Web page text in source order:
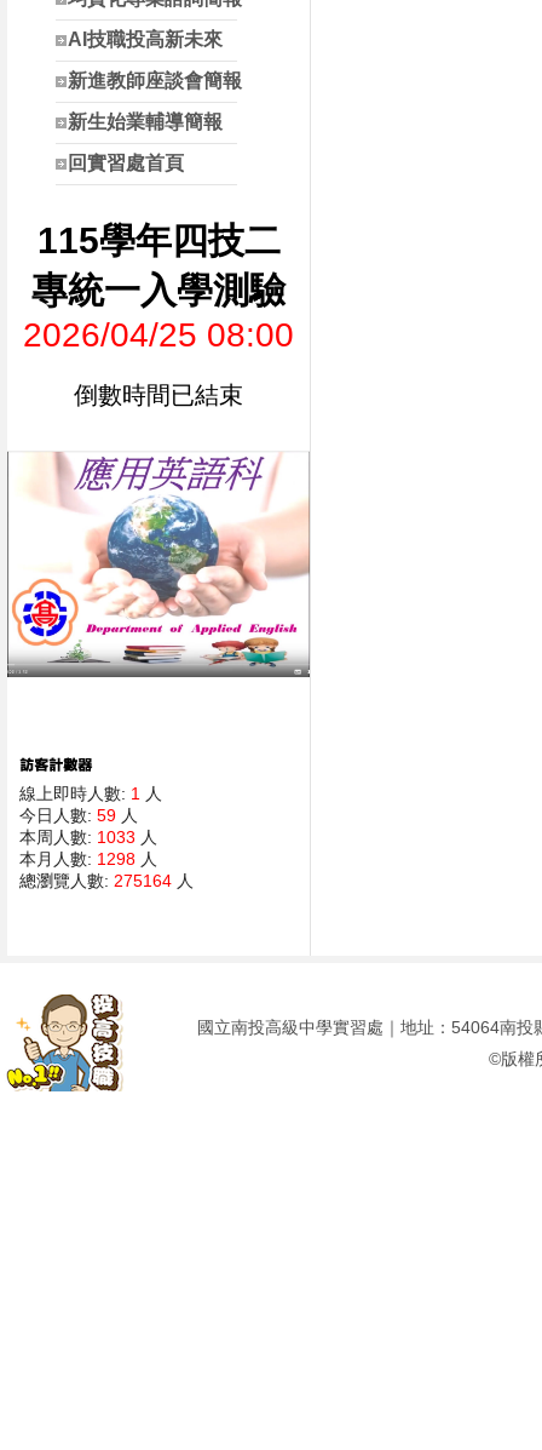
AI技職投高新未來
新進教師座談會簡報
新生始業輔導簡報
回實習處首頁
115學年四技二
專統一入學測驗
2026/04/25 08:00
倒數時間已結束
線上即時人數: 1
人
今日人數: 59 人
本周人數: 1033 人
本月人數: 1298 人
總瀏覽人數: 275164 人
國立南投高級中學實習處｜地址：54064南
©版權